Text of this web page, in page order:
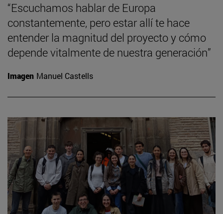
“Escuchamos hablar de Europa
constantemente, pero estar allí te hace
entender la magnitud del proyecto y cómo
depende vitalmente de nuestra generación”
Imagen Manuel Castells